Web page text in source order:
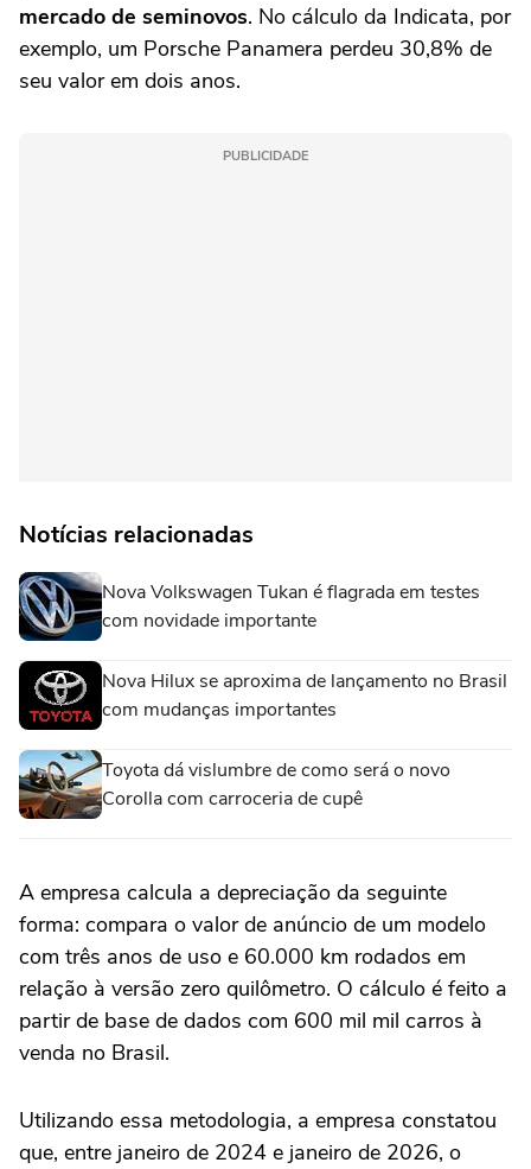
mercado de seminovos. No cálculo da Indicata, por
exemplo, um Porsche Panamera perdeu 30,8% de
seu valor em dois anos.
PUBLICIDADE
Notícias relacionadas
Nova Volkswagen Tukan é flagrada em testes
com novidade importante
Nova Hilux se aproxima de lançamento no Brasil
com mudanças importantes
Toyota dá vislumbre de como será o novo
Corolla com carroceria de cupê
A empresa calcula a depreciação da seguinte
forma: compara o valor de anúncio de um modelo
com três anos de uso e 60.000 km rodados em
relação à versão zero quilômetro. O cálculo é feito a
partir de base de dados com 600 mil mil carros à
venda no Brasil.
Utilizando essa metodologia, a empresa constatou
que, entre janeiro de 2024 e janeiro de 2026, o